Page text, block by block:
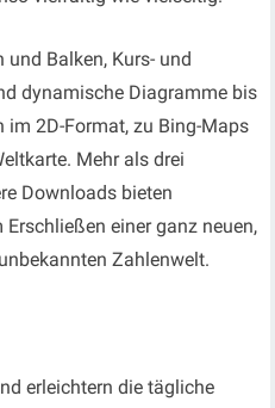
und Balken, Kurs- und
dynamische Diagramme bis
2D-Format, zu Bing-Maps
Mehr als drei
Downloads bieten
einer ganz neuen,
Zahlenwelt.
erleichtern die tägliche